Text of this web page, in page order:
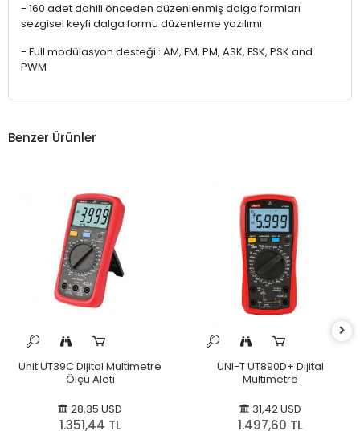
- 160 adet dahili önceden düzenlenmiş dalga formları
sezgisel keyfi dalga formu düzenleme yazılımı
- Full modülasyon desteği : AM, FM, PM, ASK, FSK, PSK and
PWM
Benzer Ürünler
Unit UT39C Dijital Multimetre
Ölçü Aleti
28,35 USD
1.351,44 TL
UNI-T UT890D+ Dijital
Multimetre
31,42 USD
1.497,60 TL